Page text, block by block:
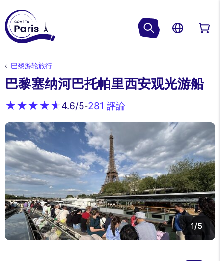
巴黎游轮旅行
巴黎塞纳河巴托帕里西安观光游船
4.6/5-281 評論
1/5